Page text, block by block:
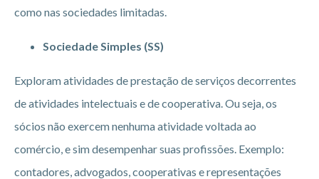
como nas sociedades limitadas.
Sociedade Simples (SS)
Exploram atividades de prestação de serviços decorrentes
de atividades intelectuais e de cooperativa. Ou seja, os
sócios não exercem nenhuma atividade voltada ao
comércio, e sim desempenhar suas profissões. Exemplo:
contadores, advogados, cooperativas e representações